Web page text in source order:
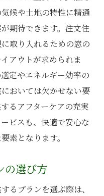
候や土地の特性に精通
期待できます。注文住
取り入れるための窓の
アウトが求められま
定やエネルギー効率の
おいては欠かせない要
るアフターケアの充実
ビスも、快適で安心な
素となります。
の選び方
るプランを選ぶ際は、